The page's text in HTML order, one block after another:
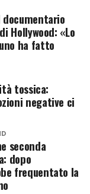
un racconto
aperta
mentre
più
ma senza
il
documentario
Hollywood: «Lo
ha fatto
tossica:
negative ci
seconda
dopo
frequentato la